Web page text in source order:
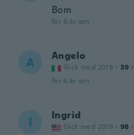
Bom
för 6 år sen
A Angelo
Gick med 2018 · 39
för 6 år sen
I Ingrid
Gick med 2019 · 98